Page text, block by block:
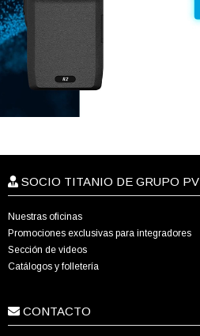
SOCIO TITANIO DE GRUPO PV
Nuestras oficinas
Promociones exclusivas para integradores
Sección de videos
Catálogos y folletería
CONTACTO